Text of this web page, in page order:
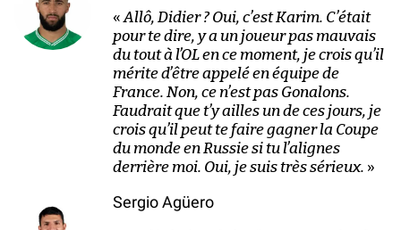
« Allô, Didier ? Oui, c’est Karim. C’était
pour te dire, y a un joueur pas mauvais
du tout à l’OL en ce moment, je crois qu’il
mérite d’être appelé en équipe de
France. Non, ce n’est pas Gonalons.
Faudrait que t’y ailles un de ces jours, je
crois qu’il peut te faire gagner la Coupe
du monde en Russie si tu l’alignes
derrière moi. Oui, je suis très sérieux. »
Sergio Agüero